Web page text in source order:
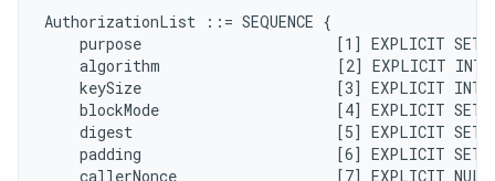
AuthorizationList ::= SEQUENCE {
purpose                      [1] EXPLICIT
algorithm                    [2] EXPLICIT
keySize                      [3] EXPLICIT
blockMode                    [4] EXPLICIT
digest                       [5] EXPLICIT
padding                      [6] EXPLICIT
callerNonce                  [7] EXPLICIT